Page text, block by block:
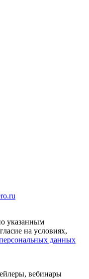
указанным
на условиях,
данных
вебинары